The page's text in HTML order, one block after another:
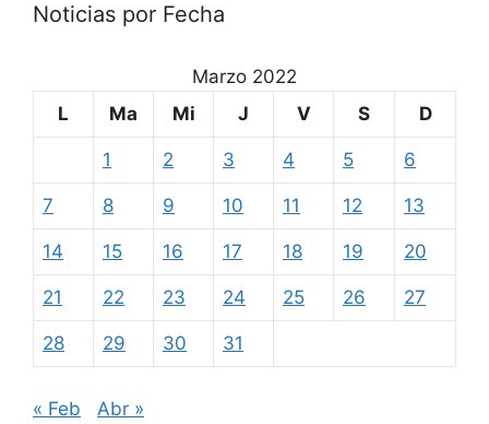
Noticias por Fecha
Marzo 2022
L
Ma Mi J V S D
1 2 3 4 5 6
7 8 9 10 11 12 13
14 15 16 17 18 19 20
21 22 23 24 25 26 27
28 29 30 31
« Feb Abr »